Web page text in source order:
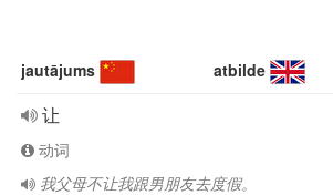
jautājums atbilde
让
动词
我父母不让我跟男朋友去度假。